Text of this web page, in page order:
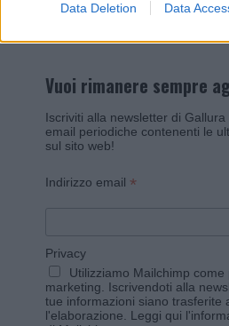
Data Deletion Data
Vuoi rimanere sempre
Iscriviti alla newsletter di
email periodiche contenenti le
sul sito web!
Indirizzo email *
Privacy
Utilizziamo Mailchimp come
marketing. Iscrivendoti alla
tue informazioni siano trasferite
l'elaborazione. Leggi qui